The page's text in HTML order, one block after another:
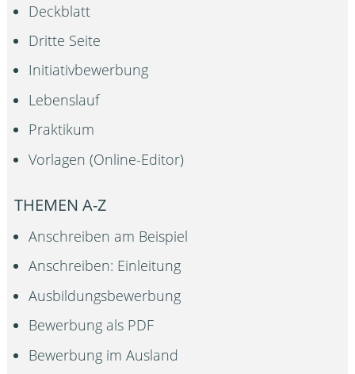
Deckblatt
Dritte Seite
Initiativbewerbung
Lebenslauf
Praktikum
Vorlagen (Online-Editor)
THEMEN A-Z
Anschreiben am Beispiel
Anschreiben: Einleitung
Ausbildungsbewerbung
Bewerbung als PDF
Bewerbung im Ausland